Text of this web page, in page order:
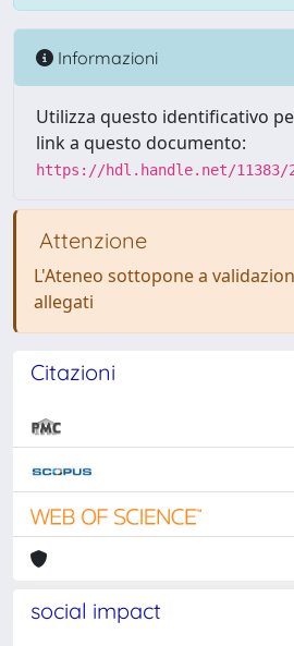
Informazioni
Utilizza questo identificativo
link a questo documento:
https://hdl.handle.net/11383/
Attenzione
L'Ateneo sottopone a
allegati
Citazioni
social impact